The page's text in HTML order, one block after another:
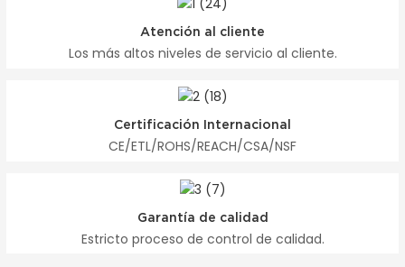
Atención al cliente
Los más altos niveles de servicio al cliente.
Certificación Internacional
CE/ETL/ROHS/REACH/CSA/NSF
Garantía de calidad
Estricto proceso de control de calidad.